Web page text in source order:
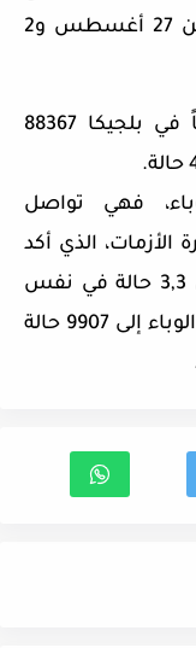
الإصابات بلغت 9% في الفترة ما بين 27 أغسطس و2
وبلغ العدد الإجمالي للإصابات حالياً في بلجيكا 88367
فهي تواصل
الذي أكد
ان نسبة الوفيات اليومية وصلت إلى 3,3 حالة في نفس
الفترة القياسية، ما يرفع عدد ضحايا الوباء إلى 9907 حالة